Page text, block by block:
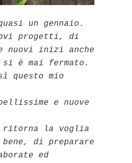
un gennaio.
progetti, di
nuovi inizi anche
è mai fermato.
questo mio
e nuove
ritorna la voglia
bene, di preparare
ed